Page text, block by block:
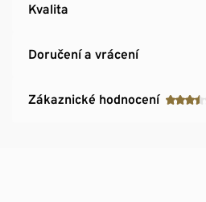
Kvalita
Doručení a vrácení
Zákaznické hodnocení